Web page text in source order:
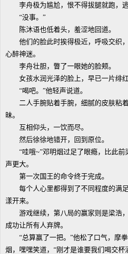
李舟极为尴尬，恨不得拔腿就跑，逃
“没事。”
陈沐语也低着头，羞涩地回道。
他们的脸此时挨得极近，呼吸交织，
心醉神迷。
李舟壮胆，瞥了一眼她的脸颊。
女孩水润光泽的脸上，早已一片绯红
“喝吧。”他轻声说道。
二人手腕贴着手腕，细腻的皮肤粘着
昧。
互相仰头，一饮而尽。
然后徐徐地错开，回到原位。
“哇哦~”邓明烟过足了眼瘾，比此前
声更大。
第一次国王的命令终于完成。
每个人心里都得到了不同程度的满足
漾开来。
游戏继续，第八局的赢家则是梁浩，
成功让所有人弃牌。
“总算赢了一把。”他松了口气，摩拳
烟，嘿嘿笑道，“刚才是谁要我们喝交杯